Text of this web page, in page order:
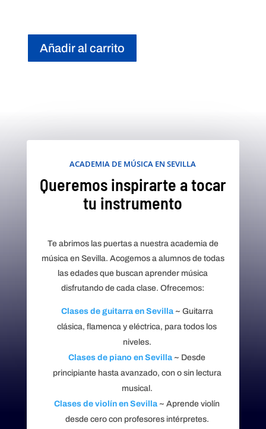
Añadir al carrito
ACADEMIA DE MÚSICA EN SEVILLA
Queremos inspirarte a tocar
tu instrumento
Te abrimos las puertas a nuestra academia de
música en Sevilla. Acogemos a alumnos de todas
las edades que buscan aprender música
disfrutando de cada clase. Ofrecemos:
Clases de guitarra en Sevilla~ Guitarra
clásica, flamenca y eléctrica, para todos los
niveles.
Clases de piano en Sevilla ~ Desde
principiante hasta avanzado, con o sin lectura
musical.
Clases de violín en Sevilla ~ Aprende violín
desde cero con profesores intérpretes.